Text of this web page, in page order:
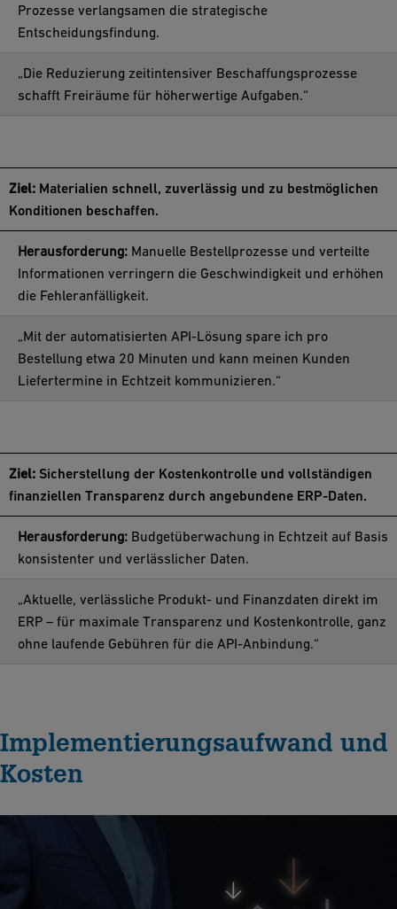
Prozesse verlangsamen die strategische
Entscheidungsfindung.
„Die Reduzierung zeitintensiver Beschaffungsprozesse
schafft Freiräume für höherwertige Aufgaben.“
Ziel: Materialien schnell, zuverlässig und zu bestmöglichen
Konditionen beschaffen.
Herausforderung: Manuelle Bestellprozesse und verteilte
Informationen verringern die Geschwindigkeit und erhöhen
die Fehleranfälligkeit.
„Mit der automatisierten API-Lösung spare ich pro
Bestellung etwa 20 Minuten und kann meinen Kunden
Liefertermine in Echtzeit kommunizieren.“
Ziel: Sicherstellung der Kostenkontrolle und vollständigen
finanziellen Transparenz durch angebundene ERP-Daten.
Herausforderung: Budgetüberwachung in Echtzeit auf Basis
konsistenter und verlässlicher Daten.
„Aktuelle, verlässliche Produkt- und Finanzdaten direkt im
ERP – für maximale Transparenz und Kostenkontrolle, ganz
ohne laufende Gebühren für die API-Anbindung.“
Implementierungsaufwand und
Kosten